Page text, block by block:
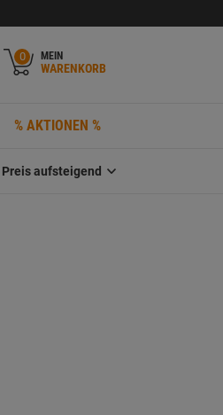
0 MEIN
WARENKORB
% AKTIONEN %
Preis aufsteigend